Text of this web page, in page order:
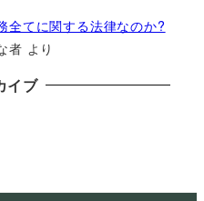
全てに関する法律なのか?
者 より
イブ